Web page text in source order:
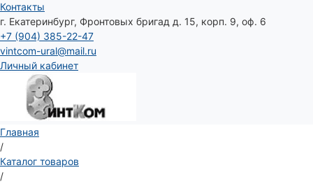
Контакты
г. Екатеринбург, Фронтовых бригад д. 15, корп. 9, оф. 6
+7 (904) 385-22-47
vintcom-ural@mail.ru
Личный кабинет
Главная
/
Каталог товаров
/